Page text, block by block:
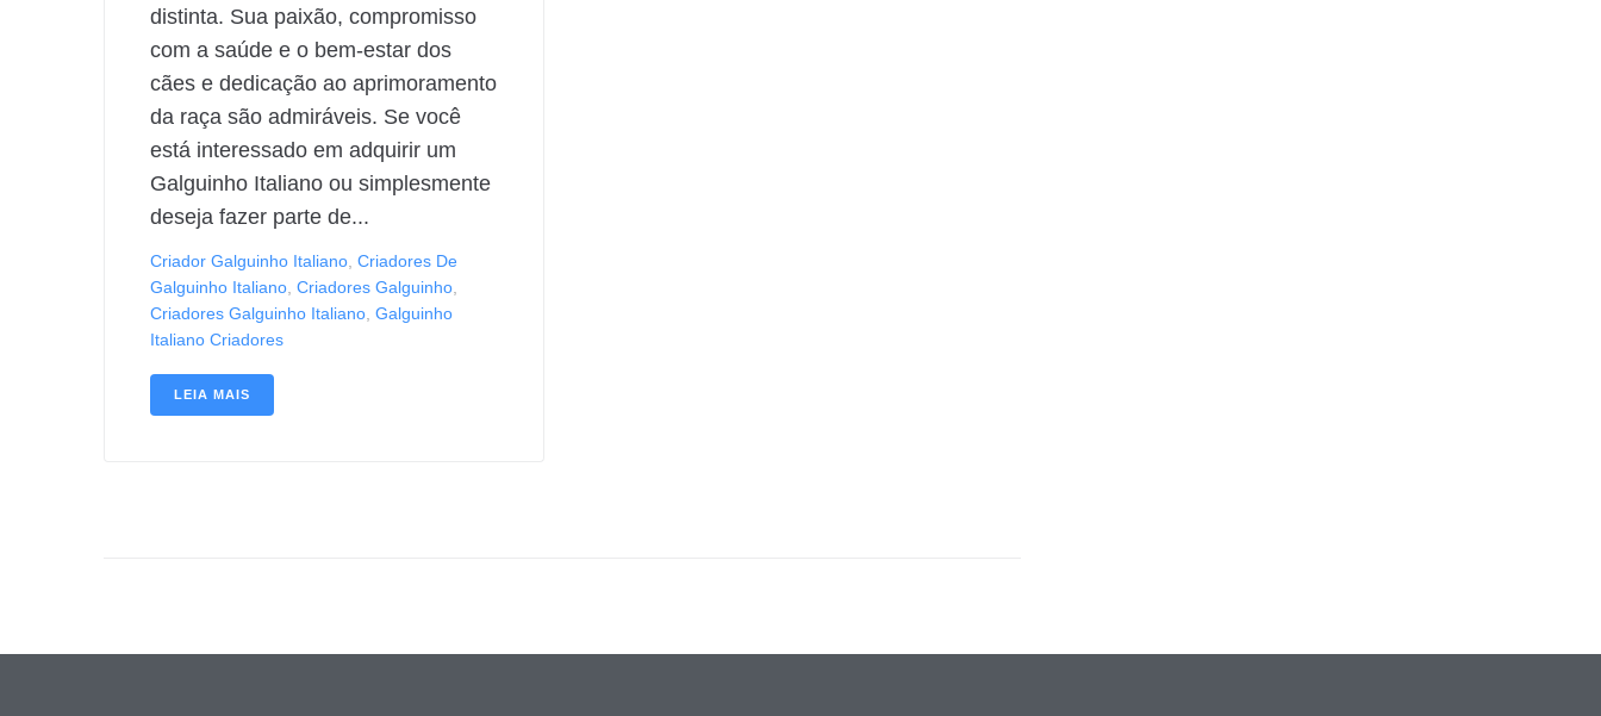
distinta. Sua paixão, compromisso
com a saúde e o bem-estar dos
cães e dedicação ao aprimoramento
da raça são admiráveis. Se você
está interessado em adquirir um
Galguinho Italiano ou simplesmente
deseja fazer parte de...
Criador Galguinho Italiano, Criadores De
Galguinho Italiano, Criadores Galguinho,
Criadores Galguinho Italiano, Galguinho
Italiano Criadores
LEIA MAIS